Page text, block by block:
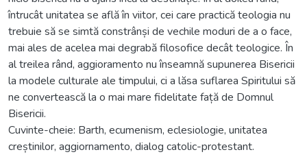
întrucât unitatea se află în viitor, cei care practică teologia nu
trebuie să se simtă constrânși de vechile moduri de a o face,
mai ales de acelea mai degrabă filosofice decât teologice. În
al treilea rând, aggioramento nu înseamnă supunerea Bisericii
la modele culturale ale timpului, ci a lăsa suflarea Spiritului să
ne convertească la o mai mare fidelitate față de Domnul
Bisericii.
Cuvinte-cheie: Barth, ecumenism, eclesiologie, unitatea
creștinilor, aggiornamento, dialog catolic-protestant.